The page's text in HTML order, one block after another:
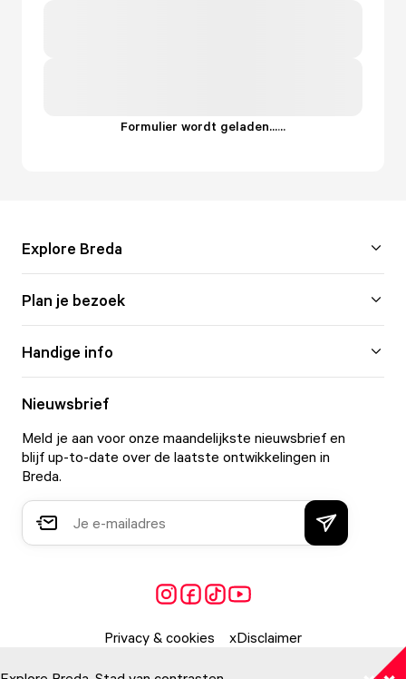
Formulier wordt geladen......
Explore Breda
Plan je bezoek
Handige info
Nieuwsbrief
Meld je aan voor onze maandelijkste nieuwsbrief en
blijf up-to-date over de laatste ontwikkelingen in
Breda.
Privacy & cookies Disclaimer